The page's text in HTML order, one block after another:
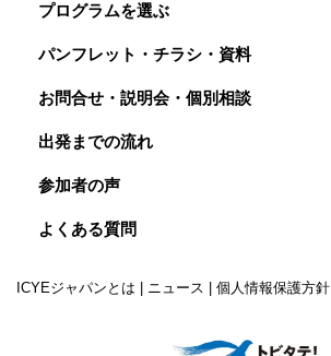
プログラムを選ぶ
パンフレット・チラシ・資料
お問合せ・説明会・個別相談
出発までの流れ
参加者の声
よくある質問
ICYEジャパンとは ニュース 個人情報保護方針